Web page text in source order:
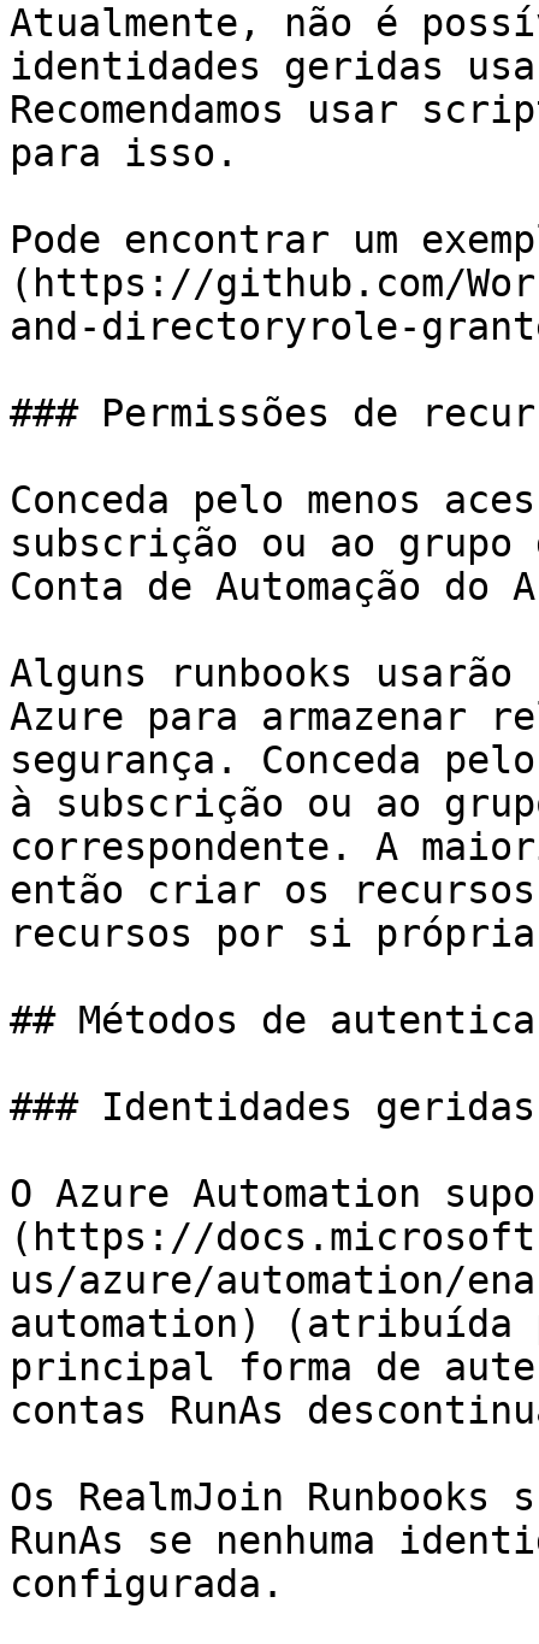
Atualmente, não é
identidades geridas
Recomendamos usar
para isso.
Pode encontrar um
(https://github.com/
and-directoryrole-
### Permissões de
Conceda pelo menos
subscrição ou ao
Conta de Automação do
Alguns runbooks usarão
Azure para armazenar
segurança. Conceda
à subscrição ou ao
correspondente. A
então criar os
recursos por si
## Métodos de
### Identidades geridas
O Azure Automation
(https://
us/azure/automation/
automation) (atribuída
principal forma de
contas RunAs
Os RealmJoin Runbooks
RunAs se nenhuma
configurada.